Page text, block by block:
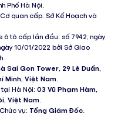
Phố Hà Nội.
quan cấp: Sở Kế Hoạch và
ô tô cấp lần đầu: số 7942, ngày
10/01/2022 bởi Sở Giao
Sai Gon Tower, 29 Lê Duẩn,
Minh, Việt Nam.
tại Hà Nội: 03 Vũ Phạm Hàm,
Việt Nam.
vụ: Tổng Giám Đốc.